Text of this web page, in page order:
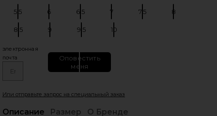
слайды
Размер:
5.5 Размер:
6 6.5 Размер:
7 Размер:
7.5 8
Размер:
8.5 Размер:
9 Размер:
9.5 10
электронная
почта
Оповестить
меня
Или отправьте запрос на специальный заказ
Описание
Размер О Бренде